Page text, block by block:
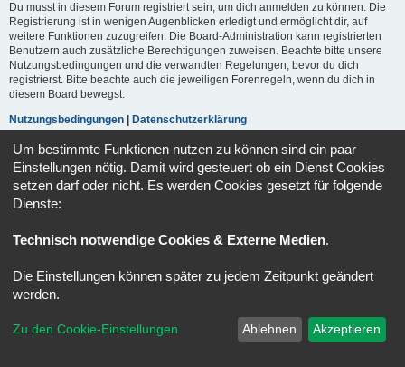
Du musst in diesem Forum registriert sein, um dich anmelden zu können. Die
Registrierung ist in wenigen Augenblicken erledigt und ermöglicht dir, auf
weitere Funktionen zuzugreifen. Die Board-Administration kann registrierten
Benutzern auch zusätzliche Berechtigungen zuweisen. Beachte bitte unsere
Nutzungsbedingungen und die verwandten Regelungen, bevor du dich
registrierst. Bitte beachte auch die jeweiligen Forenregeln, wenn du dich in
diesem Board bewegst.
Nutzungsbedingungen
Datenschutzerklärung
Registrieren
Foren-Übersicht
Powered byphpBB® Forum Software © phpBB Limited
Datenschutz
|Nutzungsbedingungen
Um bestimmte Funktionen nutzen zu können sind ein paar
Einstellungen nötig. Damit wird gesteuert ob ein Dienst Cookies
setzen darf oder nicht. Es werden Cookies gesetzt für folgende
Dienste:
Technisch notwendige Cookies & Externe Medien.
Die Einstellungen können später zu jedem Zeitpunkt geändert
werden.
Zu den Cookie-Einstellungen Ablehnen Akzeptieren